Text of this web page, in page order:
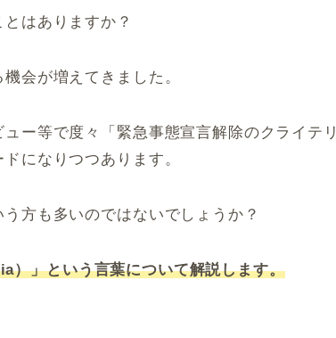
はありますか？
会が増えてきました。
ー等で度々「緊急事態宣言解除のクライテリ
になりつつあります。
方も多いのではないでしょうか？
）」という言葉について解説します。